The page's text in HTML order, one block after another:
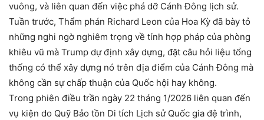
vuông, và liên quan đến việc phá dỡ Cánh Đông lịch sử.
Tuần trước, Thẩm phán Richard Leon của Hoa Kỳ đã bày tỏ
những nghi ngờ nghiêm trọng về tính hợp pháp của phòng
khiêu vũ mà Trump dự định xây dựng, đặt câu hỏi liệu tổng
thống có thể xây dựng nó trên địa điểm của Cánh Đông mà
không cần sự chấp thuận của Quốc hội hay không.
Trong phiên điều trần ngày 22 tháng 1/2026 liên quan đến
vụ kiện do Quỹ Bảo tồn Di tích Lịch sử Quốc gia đệ trình,